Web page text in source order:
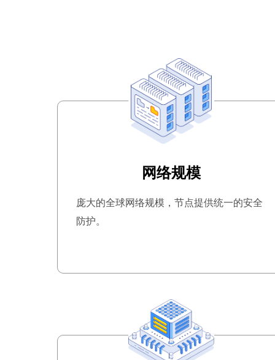
网络规模
庞大的全球网络规模，节点提供统一的安全
防护。